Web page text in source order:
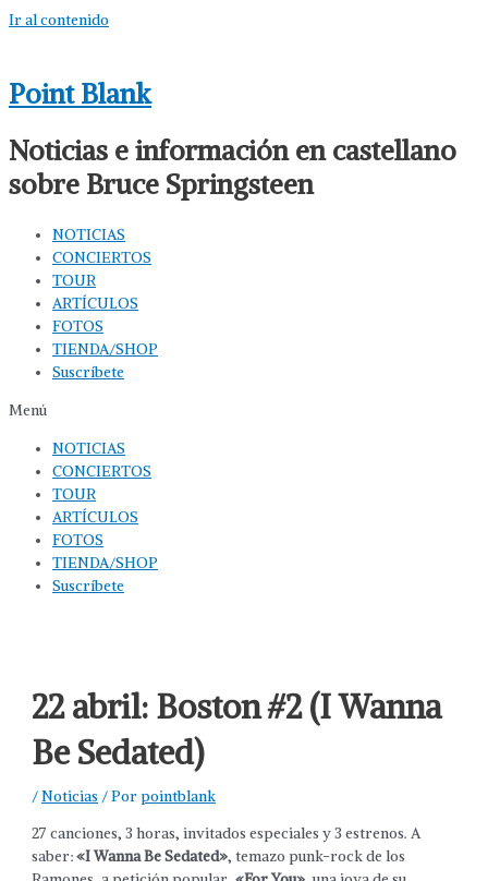
Ir al contenido
Point Blank
Noticias e información en castellano
sobre Bruce Springsteen
NOTICIAS
CONCIERTOS
TOUR
ARTÍCULOS
FOTOS
TIENDA/SHOP
Suscríbete
Menú
NOTICIAS
CONCIERTOS
TOUR
ARTÍCULOS
FOTOS
TIENDA/SHOP
Suscríbete
22 abril: Boston #2 (I Wanna
Be Sedated)
/Noticias / Porpointblank
27 canciones, 3 horas, invitados especiales y 3 estrenos. A
saber:«I Wanna Be Sedated», temazo punk-rock de los